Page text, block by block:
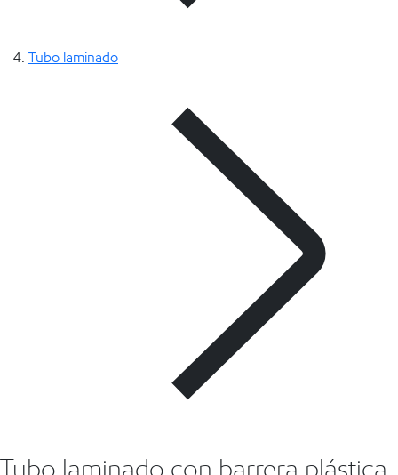
Tubo laminado
Tubo laminado con barrera plástica